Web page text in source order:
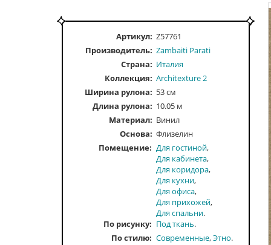
Артикул: Z57761
Производитель: Zambaiti Parati
Страна: Италия
Коллекция: Architexture 2
Ширина рулона: 53 см
Длина рулона: 10.05 м
Материал: Винил
Основа: Флизелин
Помещение
Для гостиной
Для кабинета
Для коридора
Для кухни
Для офиса
Для прихожей
Для спальни
По рисунку
Под ткань
По стилю
Современные Этно